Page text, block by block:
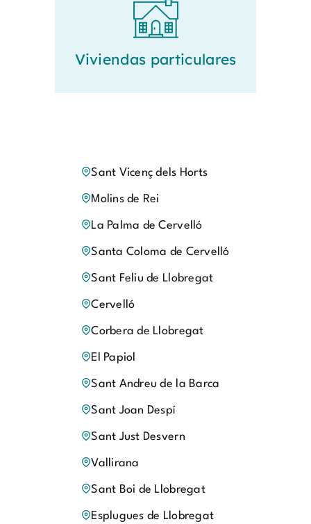
Viviendas particulares
Sant Vicenç dels Horts
Molins de Rei
La Palma de Cervelló
Santa Coloma de Cervelló
Sant Feliu de Llobregat
Cervelló
Corbera de Llobregat
El Papiol
Sant Andreu de la Barca
Sant Joan Despí
Sant Just Desvern
Vallirana
Sant Boi de Llobregat
Esplugues de Llobregat